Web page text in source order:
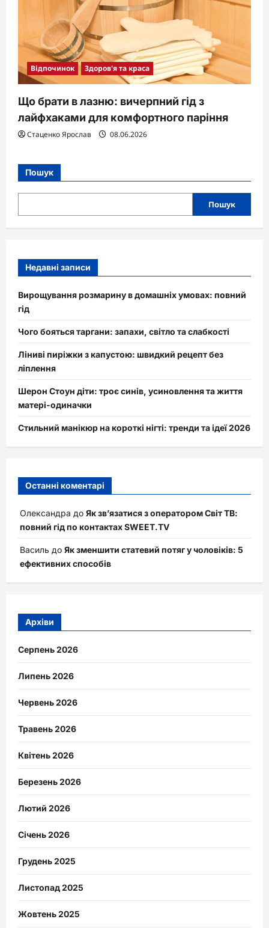
Відпочинок Здоров'я та краса
Що брати в лазню: вичерпний гід з
лайфхаками для комфортного паріння
Стаценко Ярослав 08.06.2026
Пошук
Пошук
Недавні записи
Вирощування розмарину в домашніх умовах: повний
гід
Чого бояться таргани: запахи, світло та слабкості
Ліниві пиріжки з капустою: швидкий рецепт без
ліплення
Шерон Стоун діти: троє синів, усиновлення та життя
матері-одиначки
Стильний манікюр на короткі нігті: тренди та ідеї 2026
Останні коментарі
Олександра до Як зв’язатися з оператором Світ ТВ:
повний гід по контактах SWEET.TV
Василь до Як зменшити статевий потяг у чоловіків: 5
ефективних способів
Архіви
Серпень 2026
Липень 2026
Червень 2026
Травень 2026
Квітень 2026
Березень 2026
Лютий 2026
Січень 2026
Грудень 2025
Листопад 2025
Жовтень 2025